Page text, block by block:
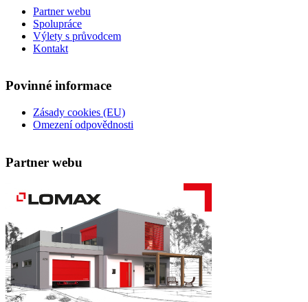
Partner webu
Spolupráce
Výlety s průvodcem
Kontakt
Povinné informace
Zásady cookies (EU)
Omezení odpovědnosti
Partner webu